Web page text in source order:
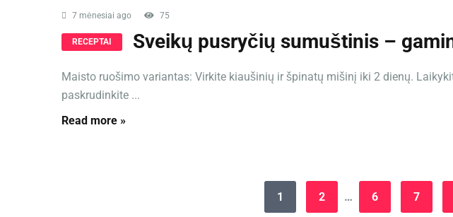
7 mėnesiai ago 75
RECEPTAI Sveikų pusryčių sumuštinis –
Maisto ruošimo variantas: Virkite kiaušinių ir špinatų mišinį iki 2 dienų.
paskrudinkite ...
Read more »
1 2 … 6 7